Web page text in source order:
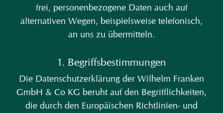
frei, personenbezogene Daten auch auf
alternativen Wegen, beispielsweise telefonisch,
an uns zu übermitteln.
1. Begriffsbestimmungen
Die Datenschutzerklärung der Wilhelm Franken
GmbH & Co KG beruht auf den Begrifflichkeiten,
die durch den Europäischen Richtlinien- und